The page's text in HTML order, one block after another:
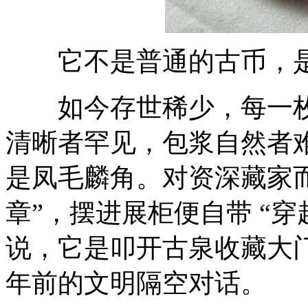
它不是普通的古币，
如今存世稀少，每一
清晰者罕见，包浆自然者
是凤毛麟角。对资深藏家
章”，摆进展柜便自带 “
说，它是叩开古泉收藏大
年前的文明隔空对话。